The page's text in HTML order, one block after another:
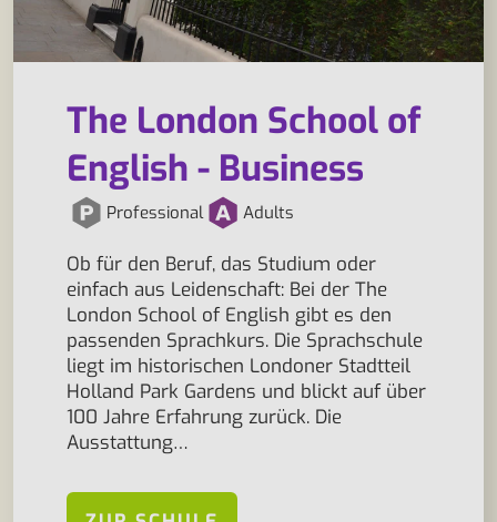
The London School of
English - Business
Professional Adults
Ob für den Beruf, das Studium oder
einfach aus Leidenschaft: Bei der The
London School of English gibt es den
passenden Sprachkurs. Die Sprachschule
liegt im historischen Londoner Stadtteil
Holland Park Gardens und blickt auf über
100 Jahre Erfahrung zurück. Die
Ausstattung…